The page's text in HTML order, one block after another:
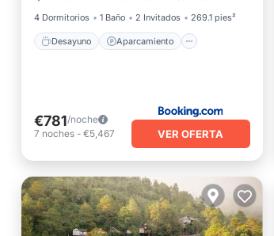
4 Dormitorios
1 Baño 2 Invitados 269.1 pies²
Desayuno Aparcamiento
€781/noche
7 noches - €5,467 VER OFERTA